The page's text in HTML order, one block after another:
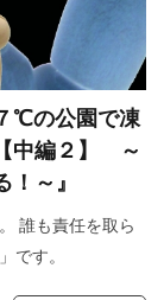
℃の公園で凍
中編２】 ～
～』
誰も責任を取ら
です。